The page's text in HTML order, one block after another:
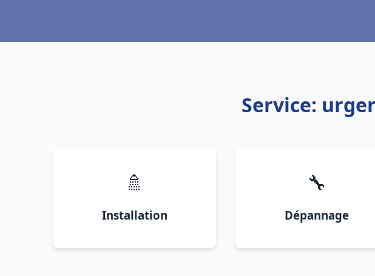
Service:
🚿
Installation
🔧
Dépannage